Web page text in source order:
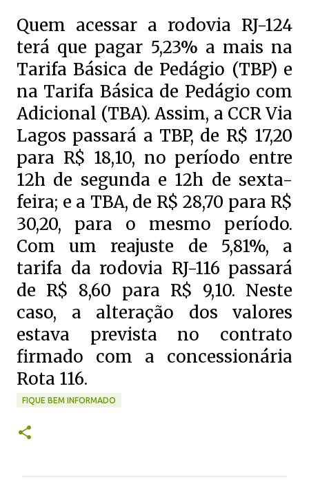
Quem acessar a rodovia RJ-124
terá que pagar 5,23% a mais na
Tarifa Básica de Pedágio (TBP) e
na Tarifa Básica de Pedágio com
Adicional (TBA). Assim, a CCR Via
Lagos passará a TBP, de R$ 17,20
para R$ 18,10, no período entre
12h de segunda e 12h de sexta-
feira; e a TBA, de R$ 28,70 para R$
30,20, para o mesmo período.
Com um reajuste de 5,81%, a
tarifa da rodovia RJ-116 passará
de R$ 8,60 para R$ 9,10. Neste
caso, a alteração dos valores
estava prevista no contrato
firmado com a concessionária
Rota 116.
FIQUE BEM INFORMADO